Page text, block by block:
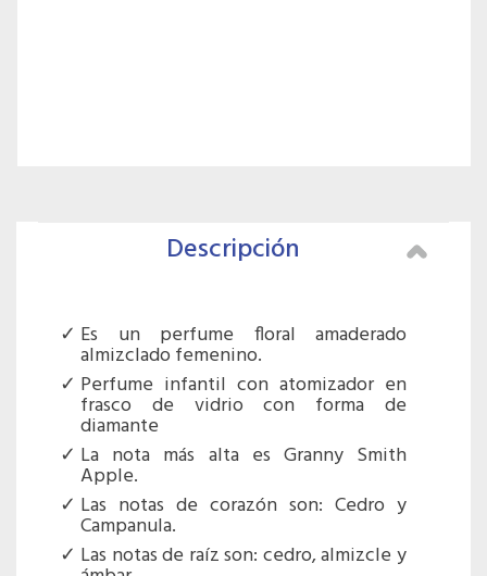
Descripción
Es un perfume floral amaderado
almizclado femenino.
Perfume infantil con atomizador en
frasco de vidrio con forma de
diamante
La nota más alta es Granny Smith
Apple.
Las notas de corazón son: Cedro y
Campanula.
Las notas de raíz son: cedro, almizcle y